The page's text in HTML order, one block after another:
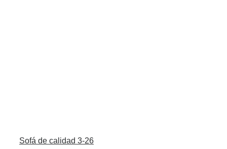
Sofá de calidad 3-26